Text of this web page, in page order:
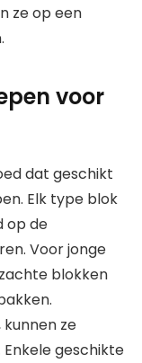
ze op een
voor
dat geschikt
Elk type blok
op de
Voor jonge
blokken
ze
geschikte